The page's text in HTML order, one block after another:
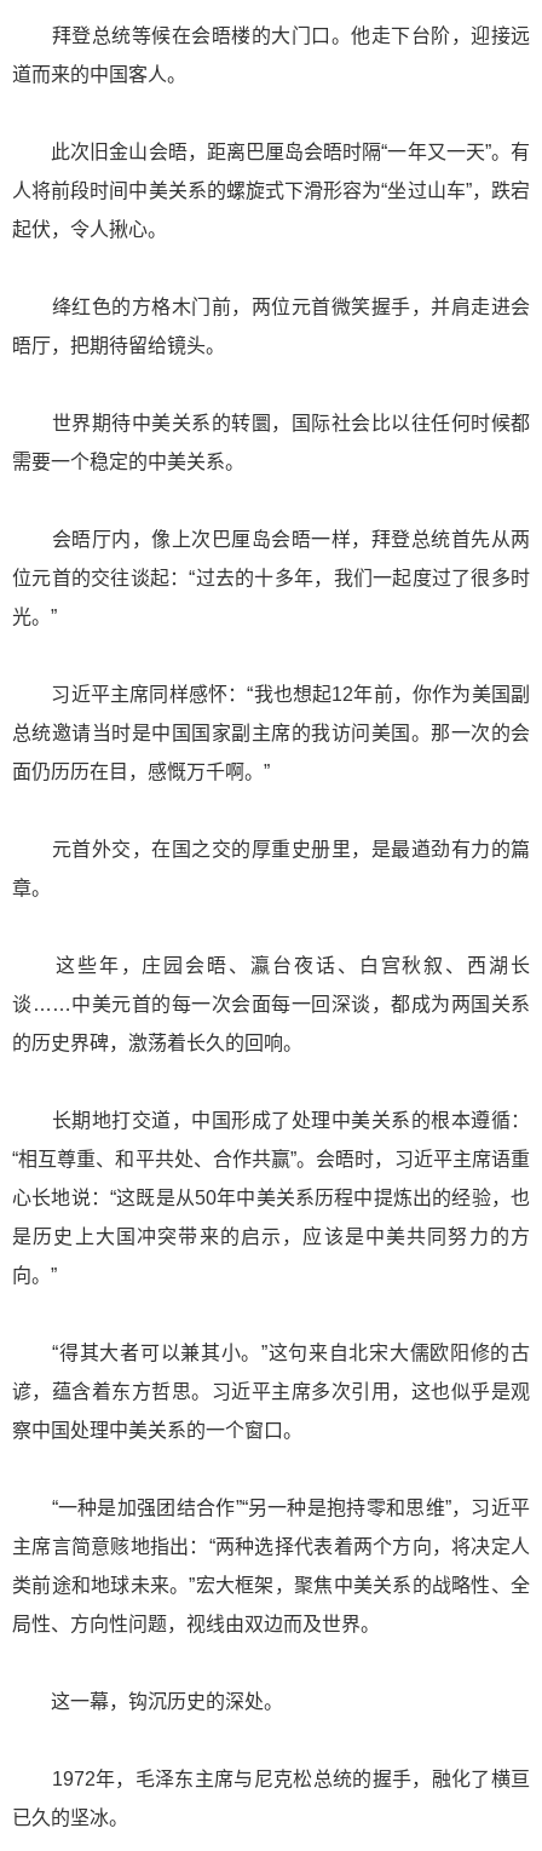
拜登总统等候在会晤楼的大门口。他走下台阶，迎接远
道而来的中国客人。
此次旧金山会晤，距离巴厘岛会晤时隔“一年又一天”。有
人将前段时间中美关系的螺旋式下滑形容为“坐过山车”，跌宕
起伏，令人揪心。
绛红色的方格木门前，两位元首微笑握手，并肩走进会
晤厅，把期待留给镜头。
世界期待中美关系的转圜，国际社会比以往任何时候都
需要一个稳定的中美关系。
会晤厅内，像上次巴厘岛会晤一样，拜登总统首先从两
位元首的交往谈起：“过去的十多年，我们一起度过了很多时
光。”
习近平主席同样感怀：“我也想起12年前，你作为美国副
总统邀请当时是中国国家副主席的我访问美国。那一次的会
面仍历历在目，感慨万千啊。”
元首外交，在国之交的厚重史册里，是最遒劲有力的篇
章。
这些年，庄园会晤、瀛台夜话、白宫秋叙、西湖长
谈……中美元首的每一次会面每一回深谈，都成为两国关系
的历史界碑，激荡着长久的回响。
长期地打交道，中国形成了处理中美关系的根本遵循：
“相互尊重、和平共处、合作共赢”。会晤时，习近平主席语重
心长地说：“这既是从50年中美关系历程中提炼出的经验，也
是历史上大国冲突带来的启示，应该是中美共同努力的方
向。”
“得其大者可以兼其小。”这句来自北宋大儒欧阳修的古
谚，蕴含着东方哲思。习近平主席多次引用，这也似乎是观
察中国处理中美关系的一个窗口。
“一种是加强团结合作”“另一种是抱持零和思维”，习近平
主席言简意赅地指出：“两种选择代表着两个方向，将决定人
类前途和地球未来。”宏大框架，聚焦中美关系的战略性、全
局性、方向性问题，视线由双边而及世界。
这一幕，钩沉历史的深处。
1972年，毛泽东主席与尼克松总统的握手，融化了横亘
已久的坚冰。